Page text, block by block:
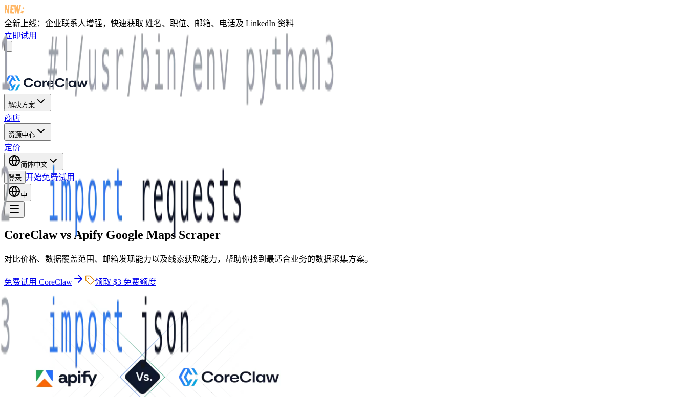
全新上线：企业联系人增强，快速获取 姓名、职位、邮箱、电话及 LinkedIn 资料
立即试用
解决方案
商店
资源中心
定价
简体中文
登录 开始免费试用
中
CoreClaw vs Apify Google Maps Scraper
对比价格、数据覆盖范围、邮箱发现能力以及线索获取能力，帮助你找到最适合业务的数据采集方案。
免费试用 CoreClaw 领取 $3 免费额度